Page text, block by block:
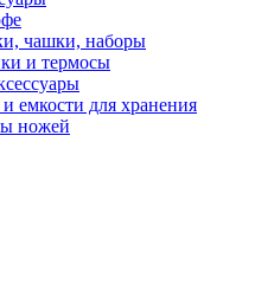
чашки, наборы
и термосы
емкости для хранения
ножей